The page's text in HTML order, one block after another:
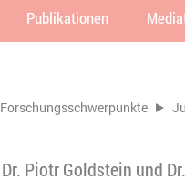
Publikationen
Forschungsschwerpunkte
Dr. Piotr Goldstein und